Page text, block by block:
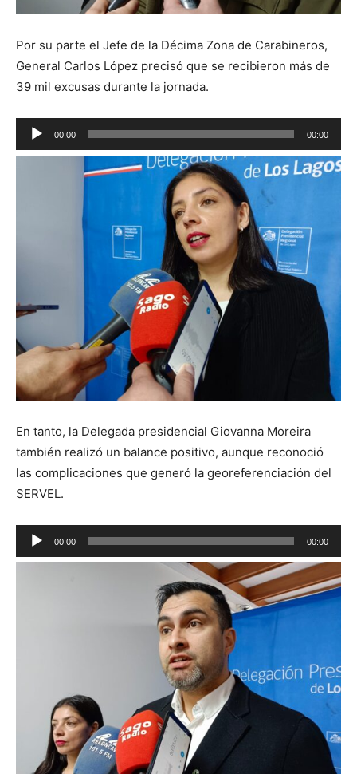
Por su parte el Jefe de la Décima Zona de Carabineros,
General Carlos López precisó que se recibieron más de
39 mil excusas durante la jornada.
Reproductor
de
00:00 00:00
En tanto, la Delegada presidencial Giovanna Moreira
también realizó un balance positivo, aunque reconoció
las complicaciones que generó la georeferenciación del
SERVEL.
Reproductor
de
00:00 00:00